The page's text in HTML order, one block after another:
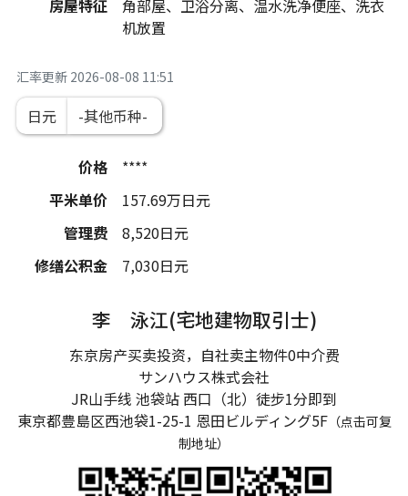
房屋特征
角部屋、卫浴分离、温水洗净便座、洗衣
机放置
汇率更新 2026-08-08 11:51
日元
价格
****
平米单价
157.69万日元
管理费
8,520日元
修缮公积金
7,030日元
李 泳江(宅地建物取引士)
东京房产买卖投资，自社卖主物件0中介费
サンハウス株式会社
JR山手线 池袋站 西口（北）徒步1分即到
東京都豊島区西池袋1-25-1 恩田ビルディング5F（点击可复
制地址）